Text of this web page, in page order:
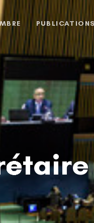
PUBLICATIONS